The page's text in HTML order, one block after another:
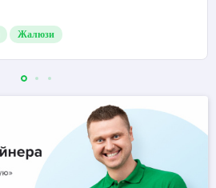
Жалюзи